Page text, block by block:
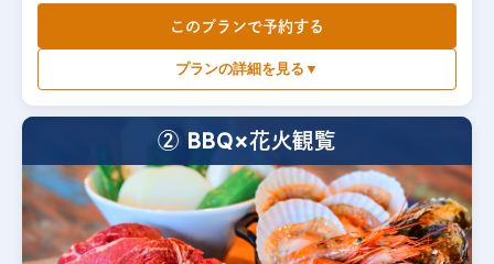
このプランで予約する
プランの詳細を見る▼
② BBQ×花火観覧